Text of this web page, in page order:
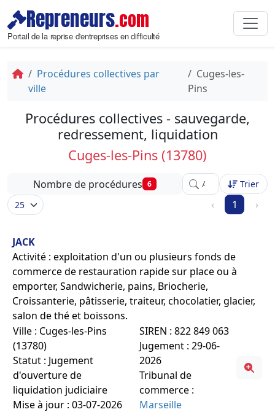
Repreneurs.com
Portail de la reprise d'entreprises en difficulté
Procédures collectives par
ville
Cuges-les-
Pins
Procédures collectives - sauvegarde,
redressement, liquidation
Cuges-les-Pins (13780)
Nombre de procédures 6 Affinez votreTrier
‹ 1 ›
JACK
Activité : exploitation d'un ou plusieurs fonds de
commerce de restauration rapide sur place ou à
emporter, Sandwicherie, pains, Briocherie,
Croissanterie, pâtisserie, traiteur, chocolatier, glacier,
salon de thé et boissons.
Ville : Cuges-les-Pins
(13780)
Statut : Jugement
d'ouverture de
liquidation judiciaire
Mise à jour : 03-07-2026
SIREN : 822 849 063
Jugement : 29-06-
2026
Tribunal de
commerce :
Marseille